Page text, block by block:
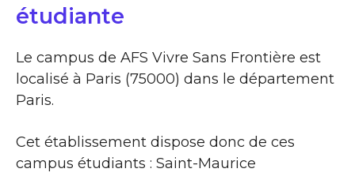
étudiante
Le campus de AFS Vivre Sans Frontière est
localisé à Paris (75000) dans le département
Paris.
Cet établissement dispose donc de ces
campus étudiants : Saint-Maurice